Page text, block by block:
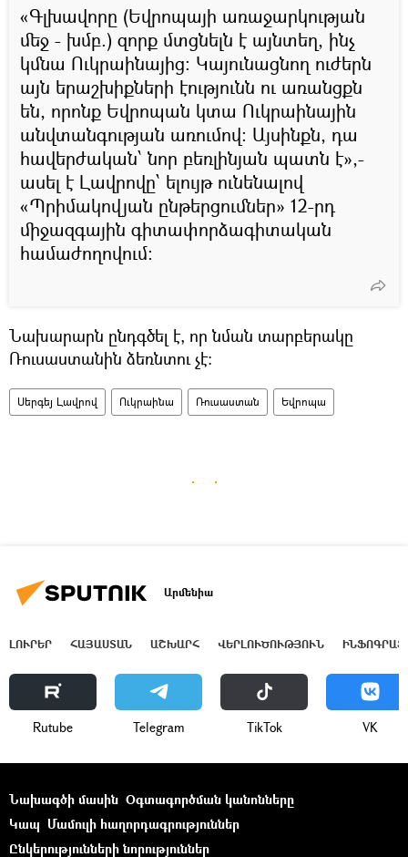
«Գլխավորը (Եվրոպայի առաջարկության
մեջ - խմբ.) զորք մտցնելն է այնտեղ, ինչ
կմնա Ուկրաինայից։ Կայունացնող ուժերն
այն երաշխիքների էությունն ու առանցքն
են, որոնք Եվրոպան կտա Ուկրաինային
անվտանգության առումով։ Այսինքն, դա
հավերժական՝ նոր բեռլինյան պատն է»,-
ասել է Լավրովը՝ ելույթ ունենալով
«Պրիմակովյան ընթերցումներ» 12-րդ
միջազգային գիտափորձագիտական
համաժողովում։
Նախարարն ընդգծել է, որ նման տարբերակը
Ռուսաստանին ձեռնտու չէ։
Սերգեյ Լավրով Ուկրաինա Ռուսաստան Եվրոպա
Արմենիա
ԼՈՒՐԵՐ ՀԱՅԱՍՏԱՆ ԱՇԽԱՐՀ ՎԵՐԼՈՒԾՈՒԹՅՈՒՆ
Rutube Telegram ТikТоk VK
Նախագծի մասին Օգտագործման կանոնները
Կապ Մամուլի հաղորդագրություններ
Ընկերությունների նորություններ